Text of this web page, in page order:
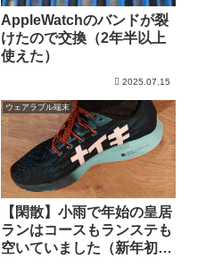
AppleWatchのバンドが裂
けたので交換（2年半以上
使えた）
2025.07.15
ウェアラブル端末
【閑散】小雨で年始の皇居
ランはコースもランステも
空いていました（新年初走